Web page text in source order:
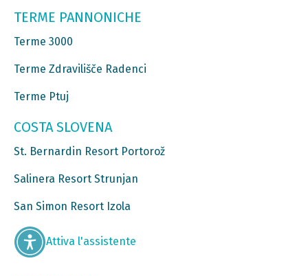
TERME PANNONICHE
Terme 3000
Terme Zdravilišče Radenci
Terme Ptuj
COSTA SLOVENA
St. Bernardin Resort Portorož
Salinera Resort Strunjan
San Simon Resort Izola
Attiva l'assistente